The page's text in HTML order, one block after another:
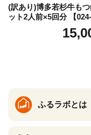
(訳あり)博多若杉牛も
ット2人前×5回分 【
ふるラボとは